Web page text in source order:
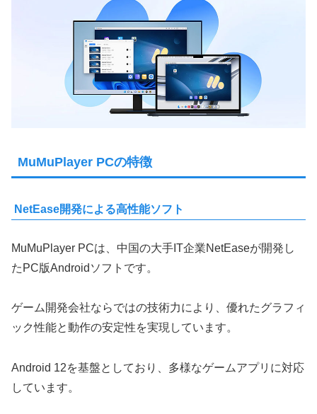
MuMuPlayer PCの特徴
NetEase開発による高性能ソフト
MuMuPlayer PCは、中国の大手IT企業NetEaseが開発し
たPC版Androidソフトです。
ゲーム開発会社ならではの技術力により、優れたグラフィ
ック性能と動作の安定性を実現しています。
Android 12を基盤としており、多様なゲームアプリに対応
しています。